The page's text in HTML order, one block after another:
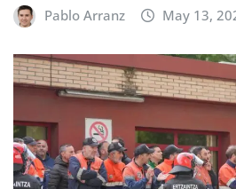
Pablo Arranz May 13,